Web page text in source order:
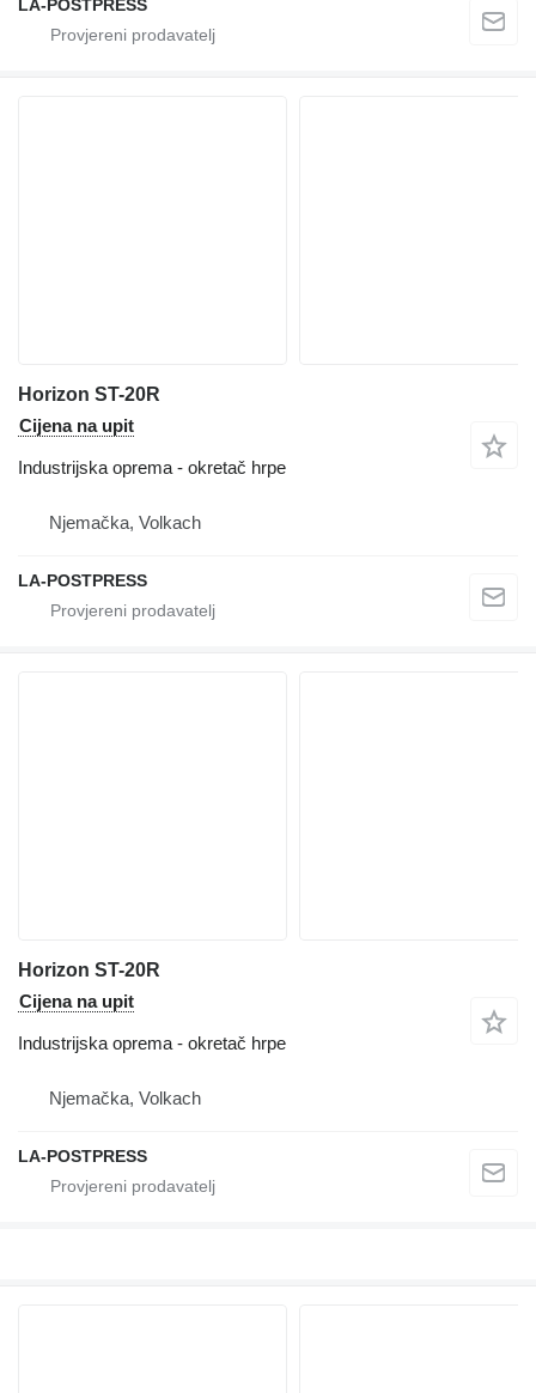
LA-POSTPRESS
Horizon ST-20R
Cijena na upit
Industrijska oprema - okretač hrpe
Njemačka, Volkach
LA-POSTPRESS
Horizon ST-20R
Cijena na upit
Industrijska oprema - okretač hrpe
Njemačka, Volkach
LA-POSTPRESS